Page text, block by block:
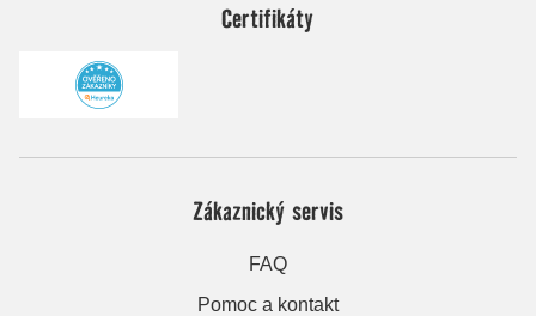
Certifikáty
Zákaznický servis
FAQ
Pomoc a kontakt